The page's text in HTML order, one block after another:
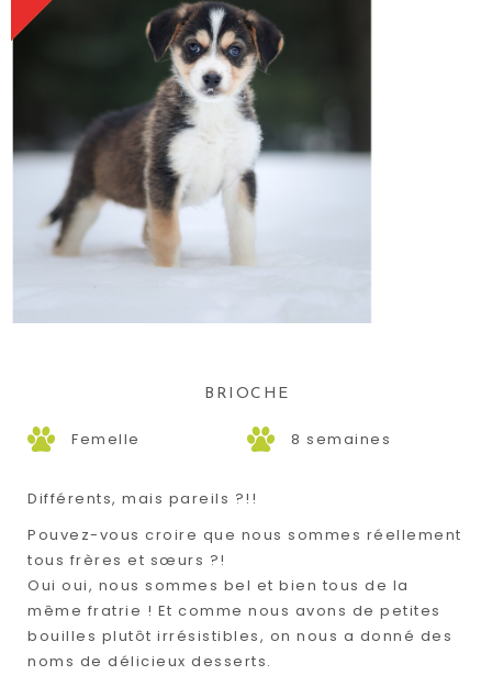
BRIOCHE
Femelle 8 semaines
Différents, mais pareils ?!!
Pouvez-vous croire que nous sommes réellement
tous frères et sœurs ?!
Oui oui, nous sommes bel et bien tous de la
même fratrie ! Et comme nous avons de petites
bouilles plutôt irrésistibles, on nous a donné des
noms de délicieux desserts.